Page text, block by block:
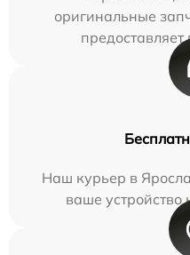
оригинальные
Наш курьер в
ваше устройство